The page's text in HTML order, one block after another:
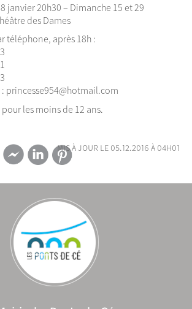
janvier 20h30 – Dimanche 15 et 29
des Dames
téléphone, après 18h :
princesse954@hotmail.com
pour les moins de 12 ans.
mis à jour le 05.12.2016 à 04h01